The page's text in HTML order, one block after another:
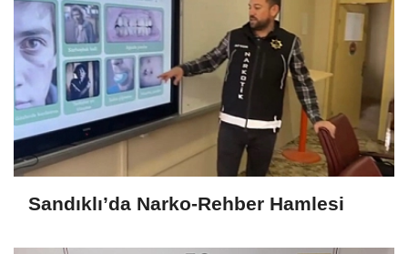
Sandıklı’da Narko-Rehber Hamlesi